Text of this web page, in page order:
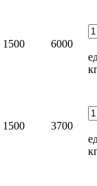
1500
6000
1500
3700